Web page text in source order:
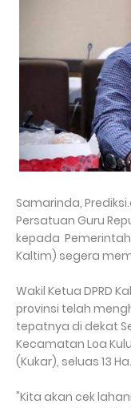
Samarinda,
Persatuan Guru
kepada
Kaltim) segera
Wakil Ketua DPRD
provinsi telah
tepatnya di dekat
Kecamatan Loa
(Kukar), seluas 13 Ha.
"Kita akan cek